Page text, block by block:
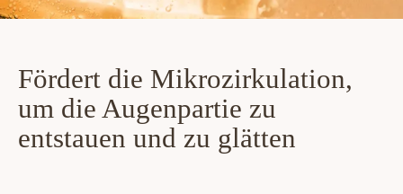
Fördert die Mikrozirkulation,
um die Augenpartie zu
entstauen und zu glätten